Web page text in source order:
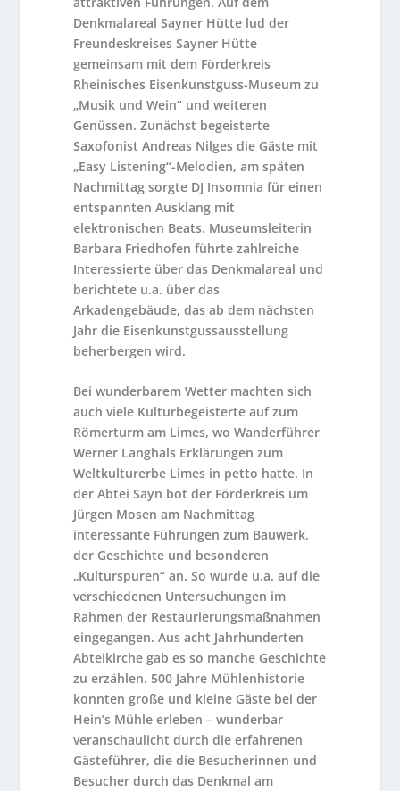
Denkmalareal Sayner Hütte lud der
Freundeskreises Sayner Hütte
gemeinsam mit dem Förderkreis
Rheinisches Eisenkunstguss-Museum zu
„Musik und Wein“ und weiteren
Genüssen. Zunächst begeisterte
Saxofonist Andreas Nilges die Gäste mit
„Easy Listening“-Melodien, am späten
Nachmittag sorgte DJ Insomnia für einen
entspannten Ausklang mit
elektronischen Beats. Museumsleiterin
Barbara Friedhofen führte zahlreiche
Interessierte über das Denkmalareal und
berichtete u.a. über das
Arkadengebäude, das ab dem nächsten
Jahr die Eisenkunstgussausstellung
beherbergen wird.
Bei wunderbarem Wetter machten sich
auch viele Kulturbegeisterte auf zum
Römerturm am Limes, wo Wanderführer
Werner Langhals Erklärungen zum
Weltkulturerbe Limes in petto hatte. In
der Abtei Sayn bot der Förderkreis um
Jürgen Mosen am Nachmittag
interessante Führungen zum Bauwerk,
der Geschichte und besonderen
„Kulturspuren“ an. So wurde u.a. auf die
verschiedenen Untersuchungen im
Rahmen der Restaurierungsmaßnahmen
eingegangen. Aus acht Jahrhunderten
Abteikirche gab es so manche Geschichte
zu erzählen. 500 Jahre Mühlenhistorie
konnten große und kleine Gäste bei der
Hein’s Mühle erleben – wunderbar
veranschaulicht durch die erfahrenen
Gästeführer, die die Besucherinnen und
Besucher durch das Denkmal am